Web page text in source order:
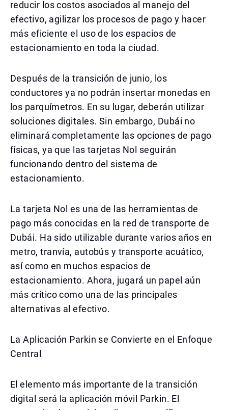
reducir los costos asociados al manejo del
efectivo, agilizar los procesos de pago y hacer
más eficiente el uso de los espacios de
estacionamiento en toda la ciudad.
Después de la transición de junio, los
conductores ya no podrán insertar monedas en
los parquímetros. En su lugar, deberán utilizar
soluciones digitales. Sin embargo, Dubái no
eliminará completamente las opciones de pago
físicas, ya que las tarjetas Nol seguirán
funcionando dentro del sistema de
estacionamiento.
La tarjeta Nol es una de las herramientas de
pago más conocidas en la red de transporte de
Dubái. Ha sido utilizable durante varios años en
metro, tranvía, autobús y transporte acuático,
así como en muchos espacios de
estacionamiento. Ahora, jugará un papel aún
más crítico como una de las principales
alternativas al efectivo.
La Aplicación Parkin se Convierte en el Enfoque
Central
El elemento más importante de la transición
digital será la aplicación móvil Parkin. El